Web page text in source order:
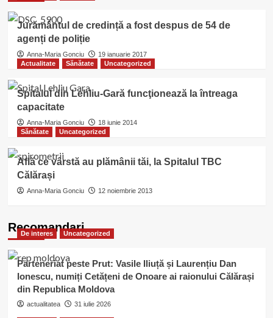
Jurământul de credință a fost despus de 54 de
agenți de poliție
Anna-Maria Gonciu
19 ianuarie 2017
Actualitate
Sănătate Uncategorized
Spitalul din Lehliu-Gară funcţionează la întreaga
capacitate
Anna-Maria Gonciu
18 iunie 2014
Sănătate
Uncategorized
Află ce vârstă au plămânii tăi, la Spitalul TBC
Călărași
Anna-Maria Gonciu 12 noiembrie 2013
Recomandari
De interes Uncategorized
Parteneriat peste Prut: Vasile Iliuță și Laurențiu Dan
Ionescu, numiți Cetățeni de Onoare ai raionului Călărași
din Republica Moldova
actualitatea 31 iulie 2026